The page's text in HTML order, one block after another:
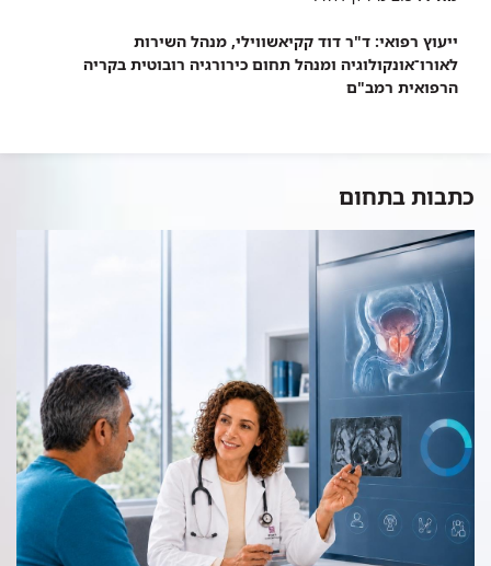
ייעוץ רפואי: ד"ר דוד קקיאשווילי, מנהל השירות
לאורו־אונקולוגיה ומנהל תחום כירורגיה רובוטית בקריה
הרפואית רמב"ם
כתבות בתחום